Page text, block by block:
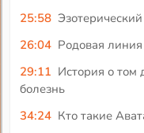
25:58
26:04 Родовая
29:11 История о том
болезнь
34:24 Кто такие